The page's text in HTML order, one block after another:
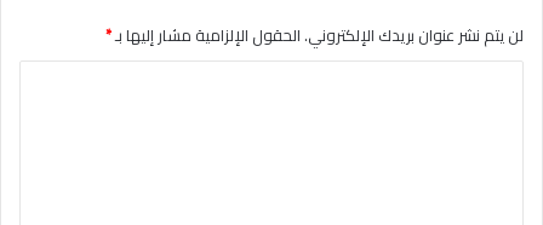
لن يتم نشر عنوان بريدك الإلكتروني.الحقول الإلزامية مشار إليها بـ*